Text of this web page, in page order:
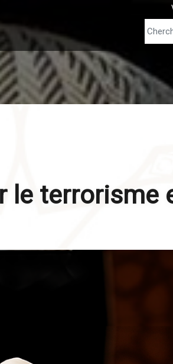
le terrorisme